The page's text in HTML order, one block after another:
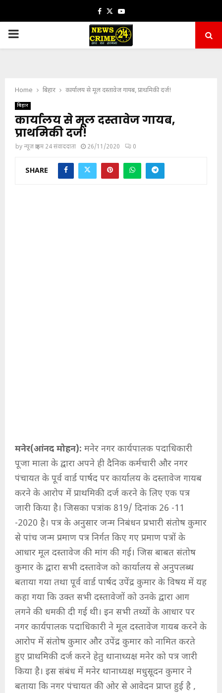
Facebook
TwitterYoutube
PRIMARY
Home बिहार कार्यालय से मूल दस्तावेज गायब, प्राथमिकी दर्ज!
बिहार
कार्यालय से मूल दस्तावेज गायब,
प्राथमिकी दर्ज!
byन्यूज़ क्राइम 24 संवाददाता 26/11/2020 0
SHARE
मनेर(आंनद मोहन): मनेर नगर कार्यपालक पदाधिकारी
पूजा माला के द्वारा अपने ही दैनिक कर्मचारी और नगर
पंचायत के पूर्व वार्ड पार्षद पर कार्यालय के दस्तावेज गायब
करने के आरोप में प्राथमिकी दर्ज करने के लिए एक पत्र
जारी किया है। जिसका पत्रांक 819/ दिनांक 26 -11
-2020 है। पत्र के अनुसार जन्म निबंधन प्रभारी संतोष कुमार
से पांच जन्म प्रमाण पत्र निर्गत किए गए प्रमाण पत्रों के
आधार मूल दस्तावेज की मांग की गई। जिस बाबत संतोष
कुमार के द्वारा सभी दस्तावेज को कार्यालय से अनुपलब्ध
बताया गया तथा पूर्व वार्ड पार्षद उपेंद्र कुमार के विषय में यह
कहा गया कि उक्त सभी दस्तावेजों को उनके द्वारा आग
लगने की धमकी दी गई थी। इन सभी तथ्यों के आधार पर
नगर कार्यपालक पदाधिकारी ने मूल दस्तावेज गायब करने के
आरोप में संतोष कुमार और उपेंद्र कुमार को नामित करते
हुए प्राथमिकी दर्ज करने हेतु थानाध्यक्ष मनेर को पत्र जारी
किया है। इस संबंध में मनेर थानाध्यक्ष मधुसूदन कुमार ने
बताया कि नगर पंचायत की ओर से आवेदन प्राप्त हुई है ,